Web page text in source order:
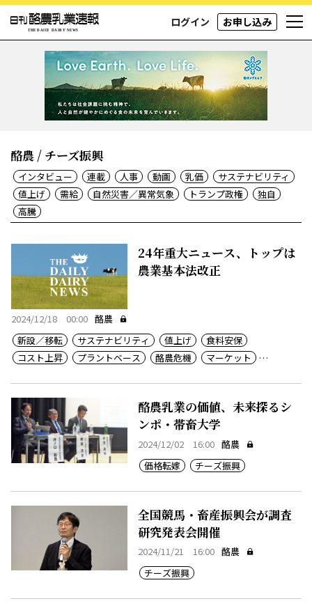
ログイン お申し込み
酪農 / チーズ振興
インタビュー 連載 人事 動画 乳価
サステナビリティ
値上げ
需給 自然災害／異常気象 トランプ政権
独自
高騰
24年重大ニュース、トップは
農業基本法改正
2024/12/18 00:00 酪農
新設／移転
サステナビリティ 値上げ
食料安保
コスト上昇
プラントベース 酪農危機
マーケット
酪農乳業の価値、未来探るシ
ンポ・帯畜大学
2024/12/02 16:00 酪農
価格転嫁
チーズ振興
全国競馬・畜産振興会が調査
研究発表会開催
2024/11/21 16:00 酪農
チーズ振興